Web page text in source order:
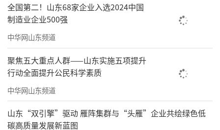
全国第二！山东68家企业入选2024中国
制造业企业500强
中华网山东频道
聚焦五大重点人群——山东实施五项提升
行动全面提升公民科学素质
中华网山东频道
山东“双引擎”驱动 雁阵集群与“头雁”企业共绘绿色低
碳高质量发展新蓝图